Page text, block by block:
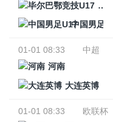
毕
中国男足
01-01 08:33
中超
河南
大连英博
01-01 08:33
欧联杯